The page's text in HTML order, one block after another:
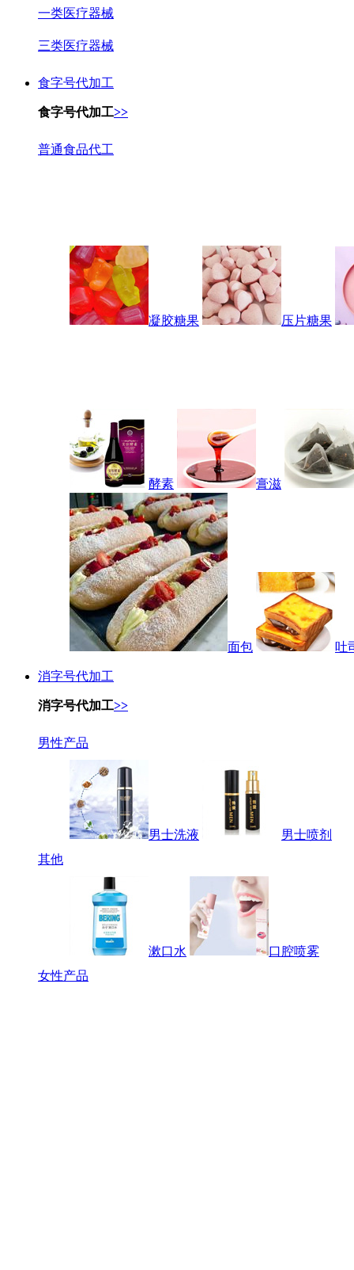
一类医疗器械
三类医疗器械
食字号代加工
食字号代加工>>
普通食品代工
凝胶糖果 压片糖果
酵素 膏滋
面包 吐
消字号代加工
消字号代加工>>
男性产品
男士洗液
男士喷剂
其他
漱口水
口腔喷雾
女性产品